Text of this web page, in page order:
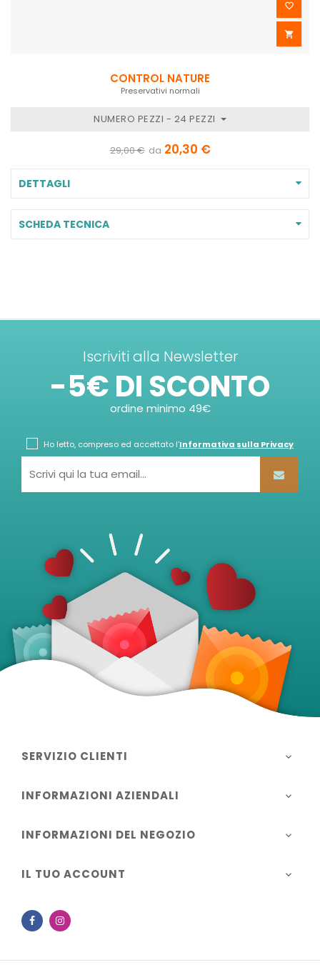


CONTROL NATURE
Preservativi normali
NUMERO PEZZI - 24 PEZZI
29,00 € da 20,30 €
DETTAGLI
SCHEDA TECNICA
Iscriviti alla Newsletter
-5€ DI SCONTO
ordine minimo 49€
Ho letto, compreso ed accettato l'Informativa sulla Privacy
SERVIZIO CLIENTI 
INFORMAZIONI AZIENDALI 
INFORMAZIONI DEL NEGOZIO 
IL TUO ACCOUNT 
Facebook